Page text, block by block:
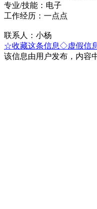
专业/技能：电子
工作经历：一点点
联系人：小杨
☆收藏这条信息◇虚假信
该信息由用户发布，内容